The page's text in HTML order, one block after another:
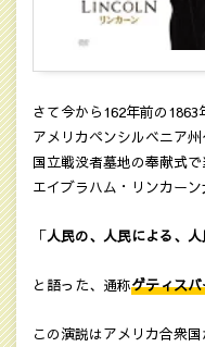
さて今から162年前の1863
アメリカペンシルベニア
国立戦没者墓地の奉献式
エイブラハム・リンカー
「人民の、人民による、
と語った、通称ゲティス
この演説はアメリカ合衆